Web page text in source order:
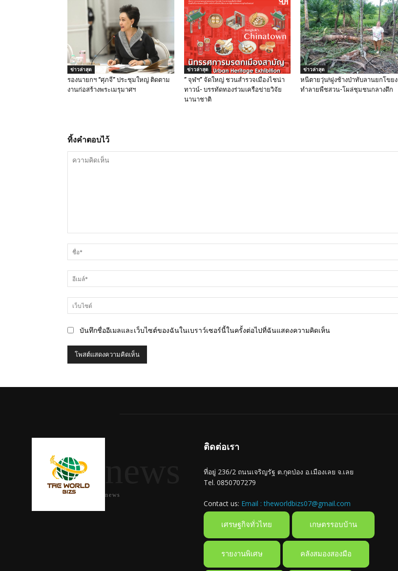
ข่าวล่าสุด
รองนายกฯ “ศุภจี” ประชุมใหญ่ ติดตาม
งานก่อสร้างพระเมรุมาศฯ
ข่าวล่าสุด
” จุฬฯ” จัดใหญ่ ชวนสำรวจเมืองไชน่า
ทาวน์- บรรทัดทองร่วมเครือข่ายวิจัย
นานาชาติ
ข่าวล่าสุด
หนีตายวุ่น!ฝูงช้างป่าทับลานยกโขยง
ทำลายพืชสวน-โผล่ชุมชนกลางดึก
ทิ้งคำตอบไว้
คิด
เห็น
บันทึกชื่ออีเมลและเว็บไซต์ของฉันในเบราว์เซอร์นี้ในครั้งต่อไปที่ฉันแสดงความคิดเห็น
news
ติดต่อเรา
ที่อยู่ 236/2 ถนนเจริญรัฐ ต.กุดป่อง อ.เมืองเลย จ.เลย
Tel. 0850707279
Contact us: Email : theworldbizs07@gmail.com
เศรษฐกิจทั่วไทย เกษตรรอบบ้าน
รายงานพิเศษ คลังสมองสองมือ